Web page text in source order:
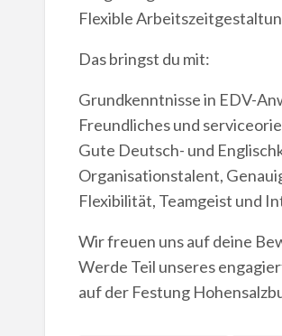
Flexible
Das bringst du mit:
Grundkenntnisse in EDV-
Freundliches und
Gute Deutsch- und
Organisationstalent,
Flexibilität, Teamgeist und
Wir freuen uns auf deine
Werde Teil unseres
auf der Festung